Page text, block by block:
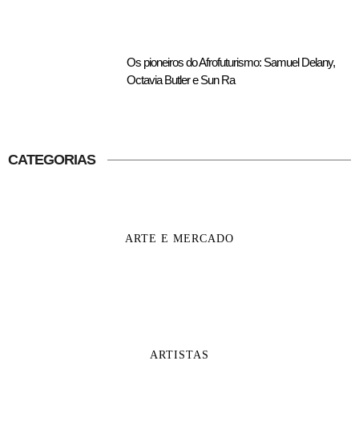
Os pioneiros do Afrofuturismo: Samuel Delany,
Octavia Butler e Sun Ra
CATEGORIAS
ARTE E MERCADO
ARTISTAS